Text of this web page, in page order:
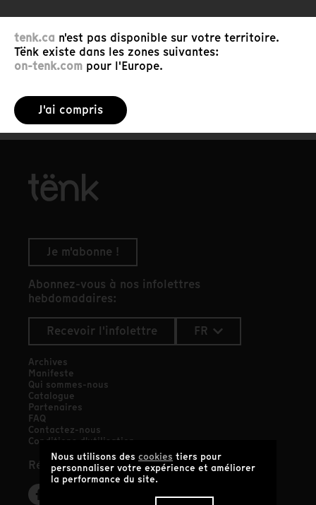
tenk.ca n'est pas disponible sur votre territoire.
Tënk existe dans les zones suivantes:
on-tenk.com pour l'Europe.
J'ai compris
Nous utilisons des cookies tiers pour
personnaliser votre expérience et améliorer
la performance du site.
Je m'abonne !
Abonnez-vous à nos infolettres
hebdomadaires:
Recevoir l'infolettre
FR
Archives
Manifeste
Qui sommes-nous
Catalogue
Partenaires
FAQ
Contactez-nous
Conditions d'utilisation
Réseaux sociaux